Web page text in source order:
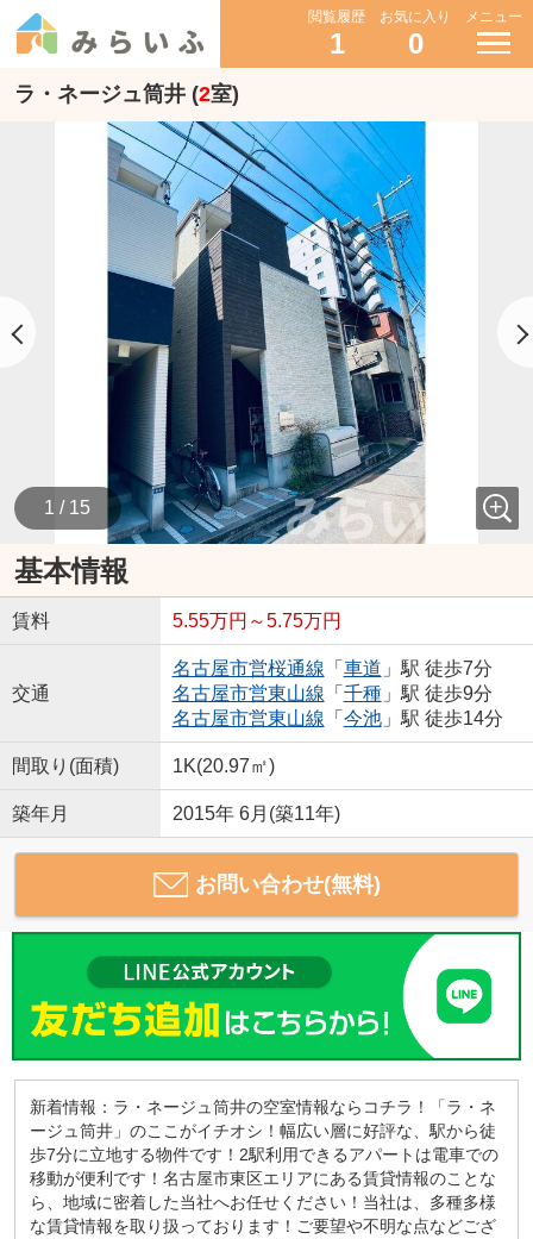
閲覧履歴
1
お気に入り
0
メニュー
ラ・ネージュ筒井 (2室)
1 / 15
基本情報
賃料 5.55万円～5.75万円
交通
名古屋市営桜通線 「 車道 」駅 徒歩7分
名古屋市営東山線 「 千種」駅 徒歩9分
名古屋市営東山線 「 今池」駅 徒歩14分
間取り(面積) 1K(20.97㎡)
築年月 2015年 6月(築11年)
お問い合わせ(無料)
新着情報：ラ・ネージュ筒井の空室情報ならコチラ！「ラ・ネ
ージュ筒井」のここがイチオシ！幅広い層に好評な、駅から徒
歩7分に立地する物件です！2駅利用できるアパートは電車での
移動が便利です！名古屋市東区エリアにある賃貸情報のことな
ら、地域に密着した当社へお任せください！当社は、多種多様
な賃貸情報を取り扱っております！ご要望や不明な点などござ